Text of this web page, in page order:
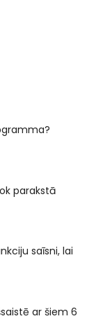
parakstā
saīsni, lai
ar šiem 6